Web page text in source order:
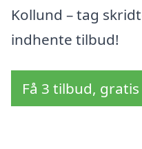
Kollund – tag
indhente tilbud!
Få 3 tilbud,